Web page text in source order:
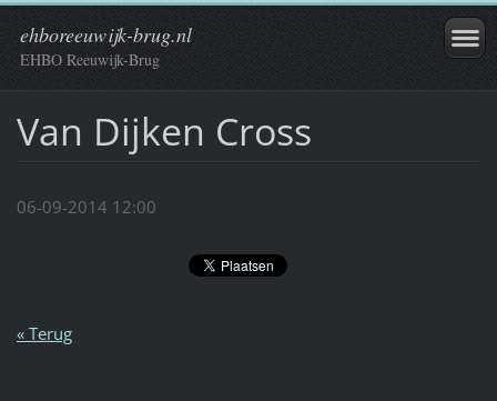
ehboreeuwijk-brug.nl
EHBO Reeuwijk-Brug
Van Dijken Cross
06-09-2014 12:00
« Terug